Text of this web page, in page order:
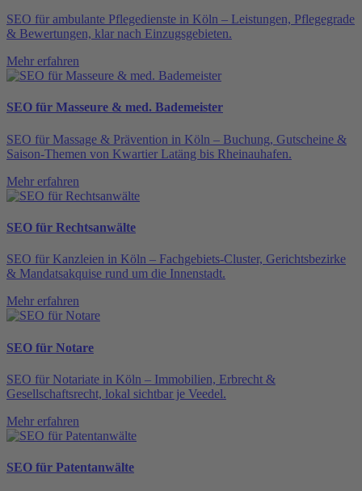
SEO für ambulante Pflegedienste in Köln – Leistungen, Pflegegrade
& Bewertungen, klar nach Einzugsgebieten.
Mehr erfahren
SEO für Masseure & med. Bademeister
SEO für Massage & Prävention in Köln – Buchung, Gutscheine &
Saison-Themen von Kwartier Latäng bis Rheinauhafen.
Mehr erfahren
SEO für Rechtsanwälte
SEO für Kanzleien in Köln – Fachgebiets-Cluster, Gerichtsbezirke
& Mandatsakquise rund um die Innenstadt.
Mehr erfahren
SEO für Notare
SEO für Notariate in Köln – Immobilien, Erbrecht &
Gesellschaftsrecht, lokal sichtbar je Veedel.
Mehr erfahren
SEO für Patentanwälte